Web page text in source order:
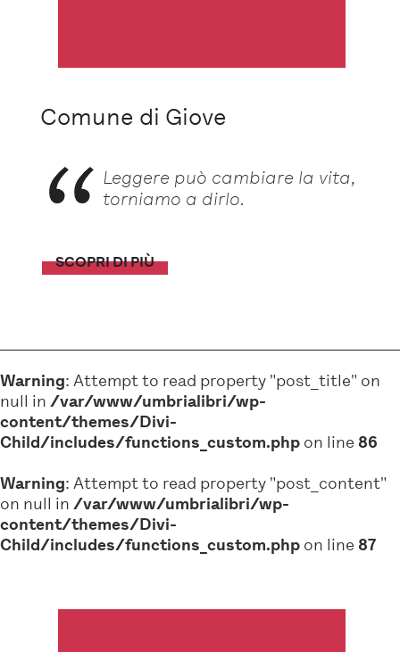
Comune di Giove
Leggere può cambiare la vita,
torniamo a dirlo.
SCOPRI DI PIÙ
Warning: Attempt to read property "post_title" on
null in /var/www/umbrialibri/wp-
content/themes/Divi-
Child/includes/functions_custom.php on line 86
Warning: Attempt to read property "post_content"
on null in /var/www/umbrialibri/wp-
content/themes/Divi-
Child/includes/functions_custom.php on line 87